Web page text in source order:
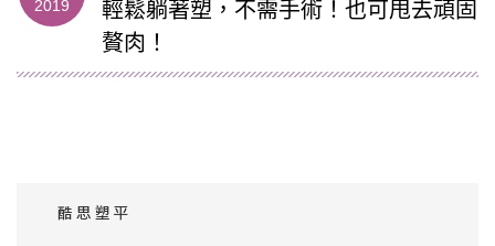
雷射光療
靚顏美體
2019
輕鬆躺著塑，不需手術！也可甩去頑固
贅肉！